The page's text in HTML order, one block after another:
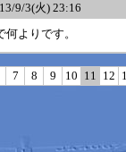
3(火) 23:16
よりです。
7 8 9 10 11 12